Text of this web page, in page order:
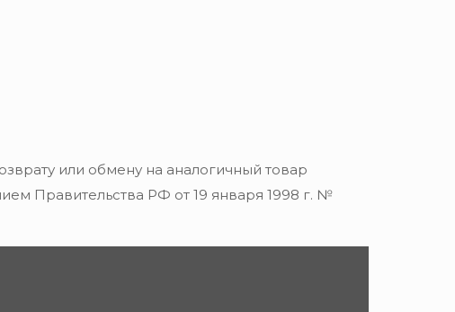
или обмену на аналогичный товар
Правительства РФ от 19 января 1998 г. №